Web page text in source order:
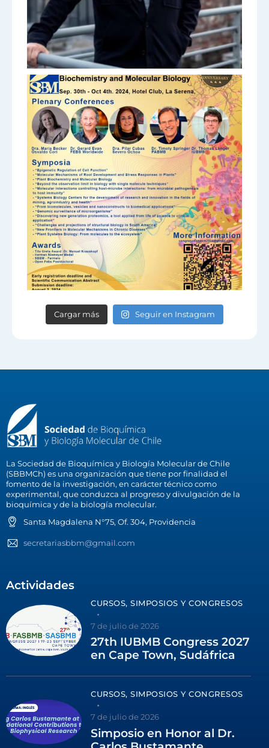
Cargar más Seguir en Instagram
La Sociedad de Bioquímica y Biología Molecular de Chile
(SBBMCh) es una organización que tiene por finalidad el
fomento de la investigación, en carácter técnico como
experimental, que conduzca al progreso y divulgación de la
bioquímica y de la biología molecular.
Santa Magdalena N°75, Of. 304, Providencia
secretariasbbm@gmail.com
Actividades
CURSOS, SIMPOSIOS Y CONGRESOS
7 de julio de 2026
27th IUBMB Congress 2027
en Cape Town, Sudáfrica
CURSOS, SIMPOSIOS Y CONGRESOS
7 de julio de 2026
Simposio en Honor al Dr.